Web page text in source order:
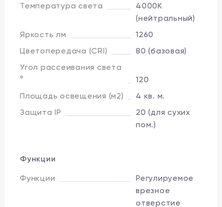
Температура света
4000K
(нейтральный)
Яркость лм
1260
Цветопередача (CRI)
80 (базовая)
Угол рассеивания света
°
120
Площадь освещения (м2)
4 кв. м.
Защита IP
20 (для сухих
пом.)
Функции
Функции
Регулируемое
врезное
отверстие